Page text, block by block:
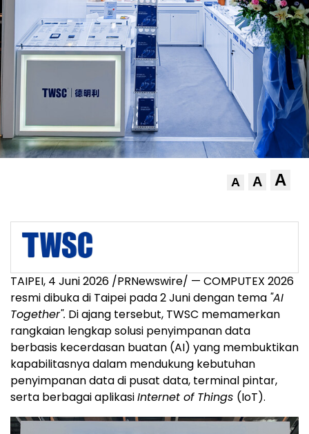
A A A
TAIPEI, 4 Juni 2026 /PRNewswire/ — COMPUTEX 2026
resmi dibuka di Taipei pada 2 Juni dengan tema "AI
Together". Di ajang tersebut, TWSC memamerkan
rangkaian lengkap solusi penyimpanan data
berbasis kecerdasan buatan (AI) yang membuktikan
kapabilitasnya dalam mendukung kebutuhan
penyimpanan data di pusat data, terminal pintar,
serta berbagai aplikasiInternet of Things (IoT).